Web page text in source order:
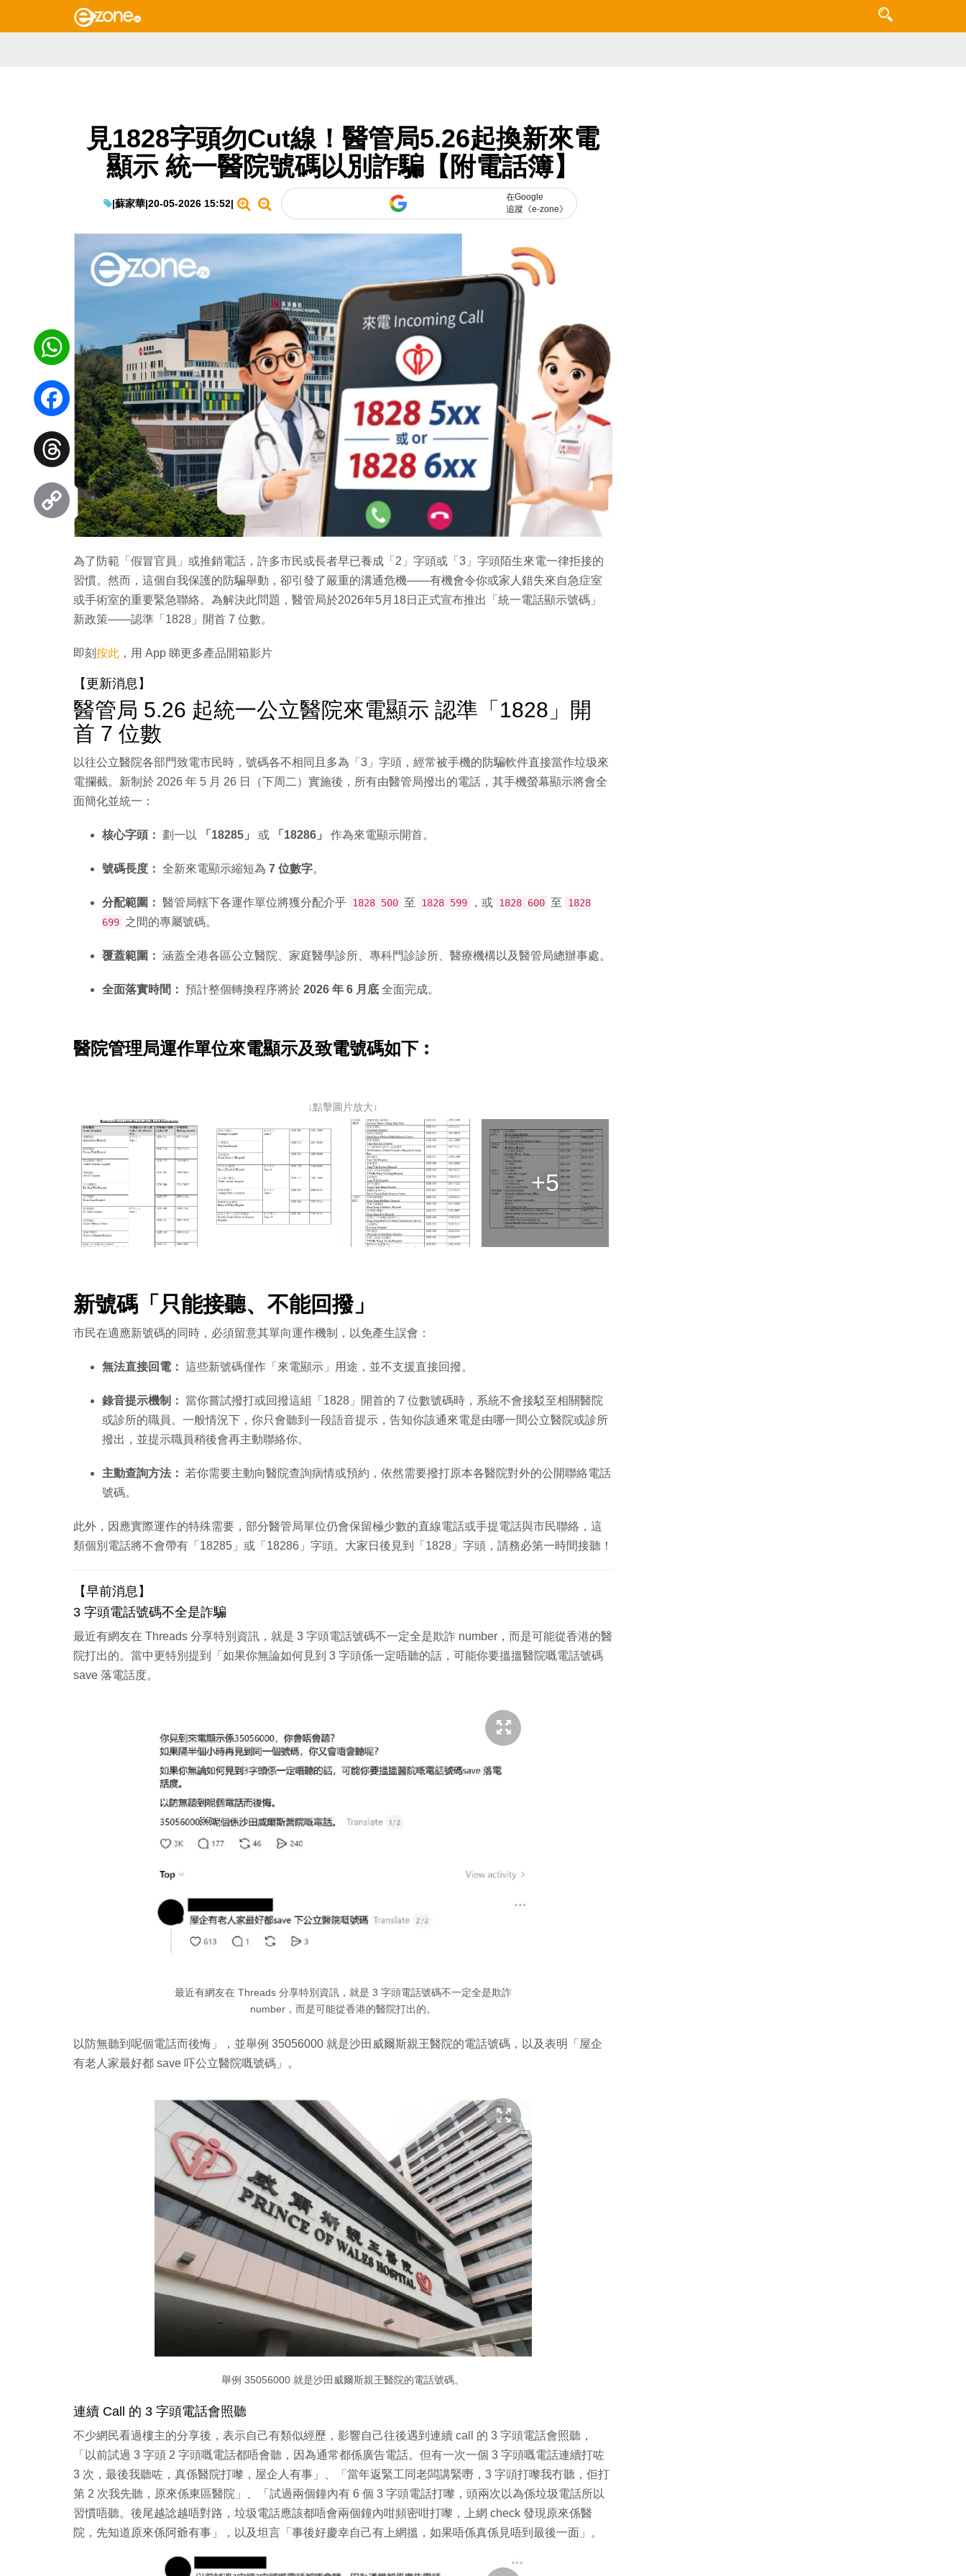
見1828字頭勿Cut線！醫管局5.26起換新來電
顯示 統一醫院號碼以別詐騙【附電話簿】
|蘇家華|20-05-2026 15:52|
在Google
追蹤《e-zone》
為了防範「假冒官員」或推銷電話，許多市民或長者早已養成「2」字頭或「3」字頭陌生來電一律拒接的
習慣。然而，這個自我保護的防騙舉動，卻引發了嚴重的溝通危機——有機會令你或家人錯失來自急症室
或手術室的重要緊急聯絡。為解決此問題，醫管局於2026年5月18日正式宣布推出「統一電話顯示號碼」
新政策——認準「1828」開首 7 位數。
即刻 按此 ，用 App 睇更多產品開箱影片
【更新消息】
醫管局 5.26 起統一公立醫院來電顯示 認準「1828」開
首 7 位數
以往公立醫院各部門致電市民時，號碼各不相同且多為「3」字頭，經常被手機的防騙軟件直接當作垃圾來
電攔截。新制於 2026 年 5 月 26 日（下周二）實施後，所有由醫管局撥出的電話，其手機螢幕顯示將會全
面簡化並統一：
核心字頭： 劃一以 「18285」 或 「18286」 作為來電顯示開首。
號碼長度： 全新來電顯示縮短為 7 位數字。
分配範圍： 醫管局轄下各運作單位將獲分配介乎 1828 500 至 1828 599 ，或 1828 600 至
1828
699 之間的專屬號碼。
覆蓋範圍： 涵蓋全港各區公立醫院、家庭醫學診所、專科門診診所、醫療機構以及醫管局總辦事處。
全面落實時間： 預計整個轉換程序將於 2026 年 6 月底 全面完成。
醫院管理局運作單位來電顯示及致電號碼如下︰
↓點擊圖片放大↓
+5
新號碼「只能接聽、不能回撥」
市民在適應新號碼的同時，必須留意其單向運作機制，以免產生誤會：
無法直接回電： 這些新號碼僅作「來電顯示」用途，並不支援直接回撥。
錄音提示機制： 當你嘗試撥打或回撥這組「1828」開首的 7 位數號碼時，系統不會接駁至相關醫院
或診所的職員。一般情況下，你只會聽到一段語音提示，告知你該通來電是由哪一間公立醫院或診所
撥出，並提示職員稍後會再主動聯絡你。
主動查詢方法：
若你需要主動向醫院查詢病情或預約，依然需要撥打原本各醫院對外的公開聯絡電話
號碼。
此外，因應實際運作的特殊需要，部分醫管局單位仍會保留極少數的直線電話或手提電話與市民聯絡，這
類個別電話將不會帶有「18285」或「18286」字頭。大家日後見到「1828」字頭，請務必第一時間接聽！
【早前消息】
3 字頭電話號碼不全是詐騙
最近有網友在 Threads 分享特別資訊，就是 3 字頭電話號碼不一定全是欺詐 number，而是可能從香港的醫
院打出的。當中更特別提到「如果你無論如何見到 3 字頭係一定唔聽的話，可能你要搵搵醫院嘅電話號碼
save 落電話度。
最近有網友在 Threads 分享特別資訊，就是 3 字頭電話號碼不一定全是欺詐
number，而是可能從香港的醫院打出的。
以防無聽到呢個電話而後悔」，並舉例 35056000 就是沙田威爾斯親王醫院的電話號碼，以及表明「 屋企
有老人家最好都 save 吓公立醫院嘅號碼 」。
舉例 35056000 就是沙田威爾斯親王醫院的電話號碼。
連續 Call 的 3 字頭電話會照聽
不少網民看過樓主的分享後，表示自己有類似經歷，影響自己往後遇到連續 call 的 3 字頭電話會照聽，
「 以前試過 3 字頭 2 字頭嘅電話都唔會聽，因為通常都係廣告電話。但有一次一個 3 字頭嘅電話連續打咗
3 次，最後我聽咗，真係醫院打嚟，屋企人有事 」、「當年返緊工同老闆講緊嘢，3 字頭打嚟我冇聽，佢打
第 2 次我先聽，原來係東區醫院」、「 試過兩個鐘內有 6 個 3 字頭電話打嚟，頭兩次以為係垃圾電話所以
習慣唔聽。後尾越諗越唔對路，垃圾電話應該都唔會兩個鐘內咁頻密咁打嚟，上網 check 發現原來係醫
院，先知道原來係阿爺有事 」，以及坦言「 事後好慶幸自己有上網搵，如果唔係真係見唔到最後一面 」。
WhatsApp
Facebook
Threads
Copy
Link